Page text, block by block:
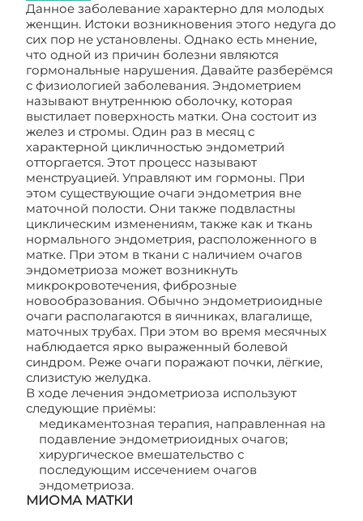
Данное заболевание характерно для молодых
женщин. Истоки возникновения этого недуга до
сих пор не установлены. Однако есть мнение,
что одной из причин болезни являются
гормональные нарушения. Давайте разберёмся
с физиологией заболевания. Эндометрием
называют внутреннюю оболочку, которая
выстилает поверхность матки. Она состоит из
желез и стромы. Один раз в месяц с
характерной цикличностью эндометрий
отторгается. Этот процесс называют
менструацией. Управляют им гормоны. При
этом существующие очаги эндометрия вне
маточной полости. Они также подвластны
циклическим изменениям, также как и ткань
нормального эндометрия, расположенного в
матке. При этом в ткани с наличием очагов
эндометриоза может возникнуть
микрокровотечения, фиброзные
новообразования. Обычно эндометриоидные
очаги располагаются в яичниках, влагалище,
маточных трубах. При этом во время месячных
наблюдается ярко выраженный болевой
синдром. Реже очаги поражают почки, лёгкие,
слизистую желудка.
В ходе лечения эндометриоза используют
следующие приёмы:
медикаментозная терапия, направленная на
подавление эндометриоидных очагов;
хирургическое вмешательство с
последующим иссечением очагов
эндометриоза.
МИОМА МАТКИ